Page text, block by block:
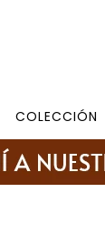
COLECCIÓN